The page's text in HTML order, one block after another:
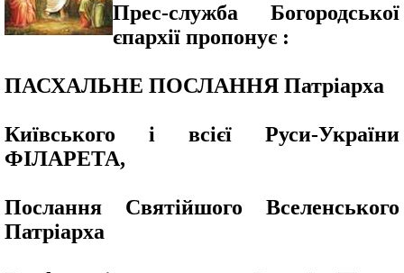
Прес-служба Богородської
єпархії пропонує :
ПАСХАЛЬНЕ ПОСЛАННЯ Патріарха
Київського і всієї Руси-України
ФІЛАРЕТА,
Послання Святійшого Вселенського
Патріарха